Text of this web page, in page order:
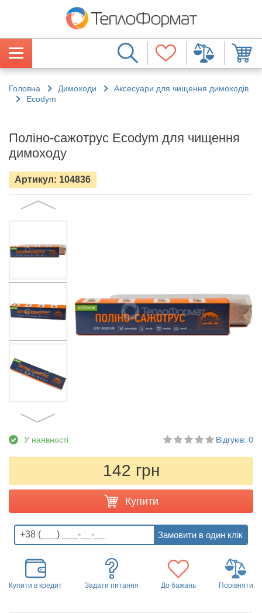
Головна Димоходи
Аксесуари для чищення димоходів
Ecodym
Поліно-сажотрус Ecodym для чищення
димоходу
Артикул: 104836
У наявності Відгуків: 0
142 грн
Купити
Купити в кредит Задати питання До бажань Порівняти